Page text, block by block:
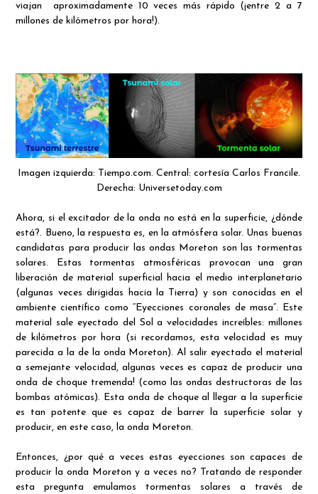
viajan aproximadamente 10 veces más rápido (¡entre 2 a 7
millones de kilómetros por hora!).
Imagen izquierda: Tiempo.com. Central: cortesía Carlos Francile.
Derecha: Universetoday.com
Ahora, si el excitador de la onda no está en la superficie, ¿dónde
está?. Bueno, la respuesta es, en la atmósfera solar. Unas buenas
candidatas para producir las ondas Moreton son las tormentas
solares. Estas tormentas atmosféricas provocan una gran
liberación de material superficial hacia el medio interplanetario
(algunas veces dirigidas hacia la Tierra) y son conocidas en el
ambiente científico como “Eyecciones coronales de masa”. Este
material sale eyectado del Sol a velocidades increíbles: millones
de kilómetros por hora (si recordamos, esta velocidad es muy
parecida a la de la onda Moreton). Al salir eyectado el material
a semejante velocidad, algunas veces es capaz de producir una
onda de choque tremenda! (como las ondas destructoras de las
bombas atómicas). Esta onda de choque al llegar a la superficie
es tan potente que es capaz de barrer la superficie solar y
producir, en este caso, la onda Moreton.
Entonces, ¿por qué a veces estas eyecciones son capaces de
producir la onda Moreton y a veces no? Tratando de responder
esta pregunta emulamos tormentas solares a través de